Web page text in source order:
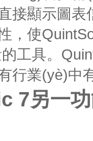
顯示圖表
使
工具。
行業(yè)中
一功